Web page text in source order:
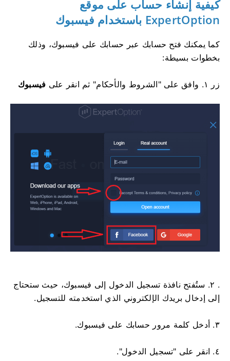
كيفية إنشاء حساب على موقع
ExpertOption باستخدام فيسبوك
كما يمكنك فتح حسابك عبر حسابك على فيسبوك، وذلك
بخطوات بسيطة:
١. وافق على "الشروط والأحكام" ثم انقر على زر فيسبوك
. ٢. ستُفتح نافذة تسجيل الدخول إلى فيسبوك، حيث ستحتاج
إلى إدخال بريدك الإلكتروني الذي استخدمته للتسجيل.
٣. أدخل كلمة مرور حسابك على فيسبوك.
٤. انقر على "تسجيل الدخول".